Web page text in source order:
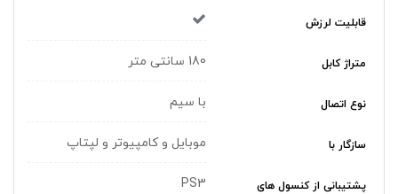
قابلیت لرزش
متراژ کابل 180 سانتی متر
نوع اتصال با سیم
سازگار با موبایل و کامپیوتر و لپتاپ
پشتیبانی از کنسول های PS3